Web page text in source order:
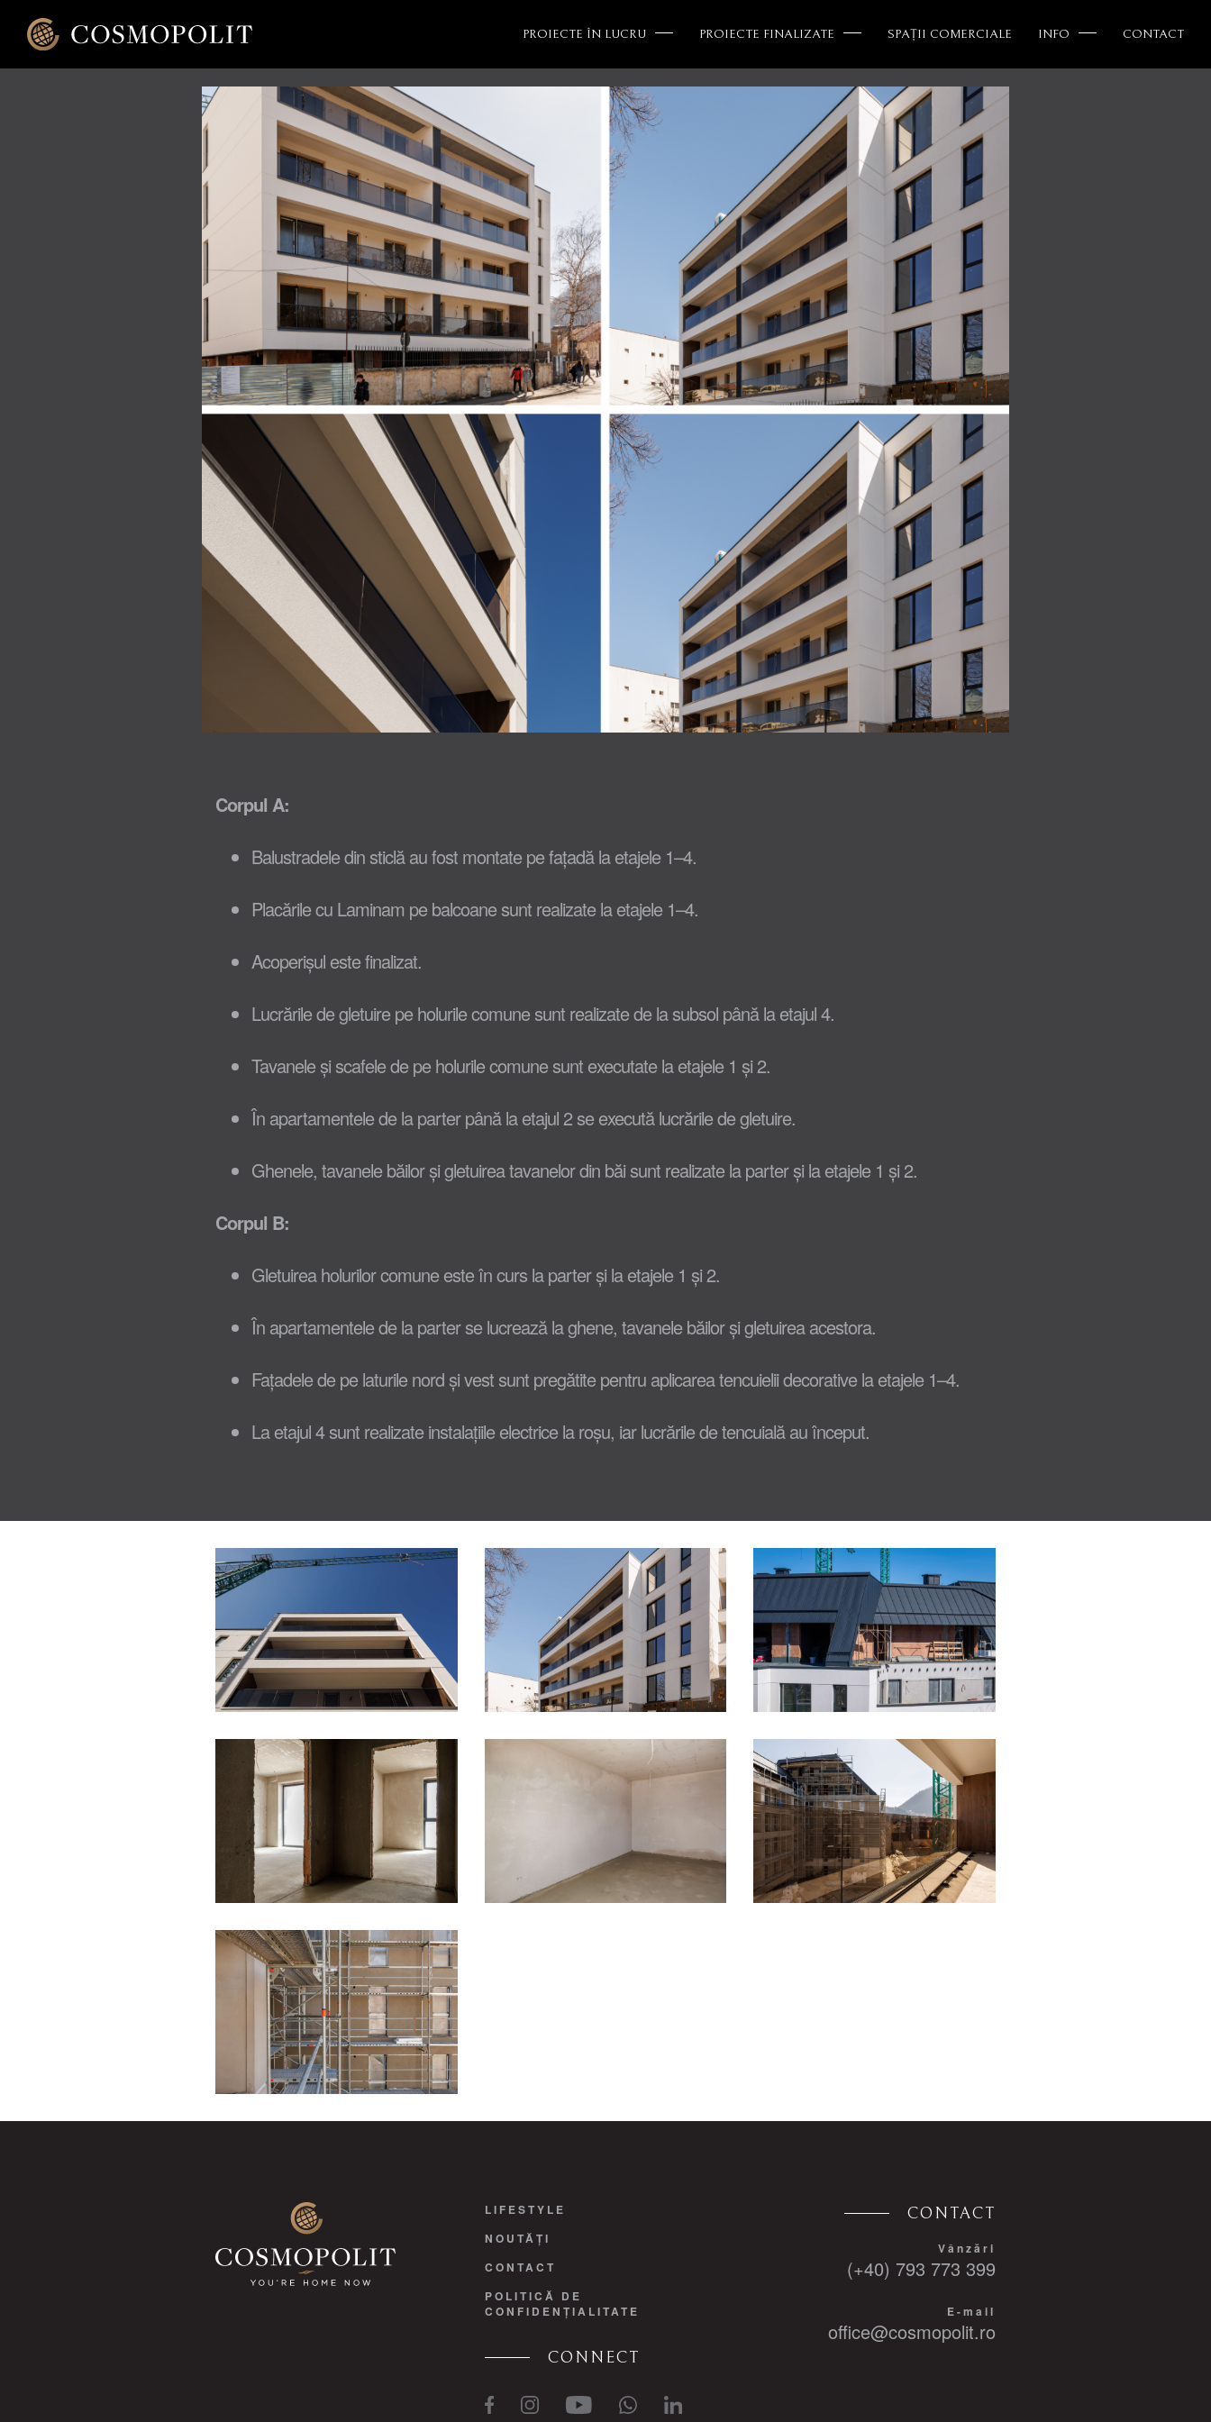
PROIECTE ÎN LUCRU PROIECTE FINALIZATE SPAȚII COMERCIALE INFO CONTACT
Corpul A:
Balustradele din sticlă au fost montate pe fațadă la etajele 1–4.
Placările cu Laminam pe balcoane sunt realizate la etajele 1–4.
Acoperișul este finalizat.
Lucrările de gletuire pe holurile comune sunt realizate de la subsol până la etajul 4.
Tavanele și scafele de pe holurile comune sunt executate la etajele 1 și 2.
În apartamentele de la parter până la etajul 2 se execută lucrările de gletuire.
Ghenele, tavanele băilor și gletuirea tavanelor din băi sunt realizate la parter și la etajele 1 și 2.
Corpul B:
Gletuirea holurilor comune este în curs la parter și la etajele 1 și 2.
În apartamentele de la parter se lucrează la ghene, tavanele băilor și gletuirea acestora.
Fațadele de pe laturile nord și vest sunt pregătite pentru aplicarea tencuielii decorative la etajele 1–4.
La etajul 4 sunt realizate instalațiile electrice la roșu, iar lucrările de tencuială au început.
LIFESTYLE
NOUTĂȚI
CONTACT
POLITICĂ DE
CONFIDENȚIALITATE
CONNECT
CONTACT
Vânzări
(+40) 793 773 399
E-mail
office@cosmopolit.ro